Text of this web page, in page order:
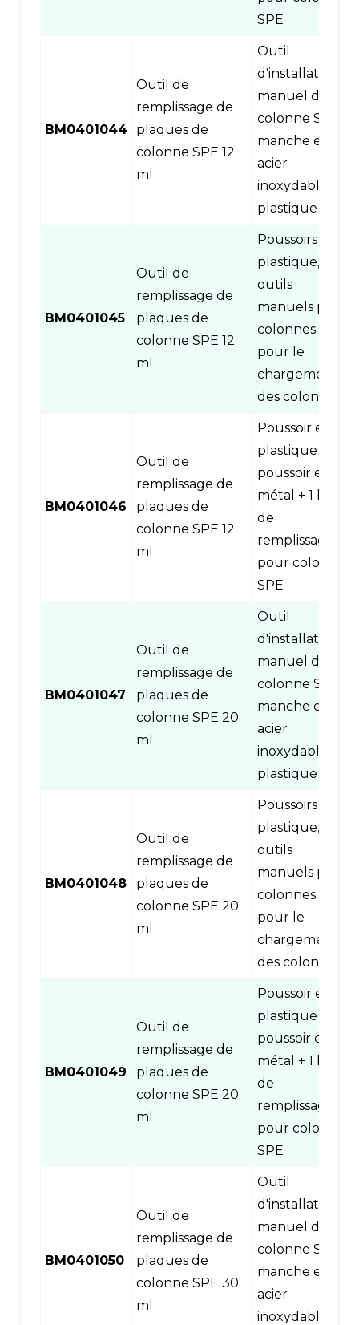
SPE
BM0401044
Outil de
remplissage de
plaques de
colonne SPE 12
ml
Outil
d'installation
manuel de
colonne SPE,
manche en
acier
inoxydable et
plastique
BM0401045
Outil de
remplissage de
plaques de
colonne SPE 12
ml
Poussoirs en
plastique,
outils
manuels pour
colonnes SPE
pour le
chargement
des colonnes
BM0401046
Outil de
remplissage de
plaques de
colonne SPE 12
ml
Poussoir en
plastique +
poussoir en
métal + 1 base
de
remplissage
pour colonne
SPE
BM0401047
Outil de
remplissage de
plaques de
colonne SPE 20
ml
Outil
d'installation
manuel de
colonne SPE,
manche en
acier
inoxydable et
plastique
BM0401048
Outil de
remplissage de
plaques de
colonne SPE 20
ml
Poussoirs en
plastique,
outils
manuels pour
colonnes SPE
pour le
chargement
des colonnes
BM0401049
Outil de
remplissage de
plaques de
colonne SPE 20
ml
Poussoir en
plastique +
poussoir en
métal + 1 base
de
remplissage
pour colonne
SPE
BM0401050
Outil de
remplissage de
plaques de
colonne SPE 30
ml
Outil
d'installation
manuel de
colonne SPE,
manche en
acier
inoxydable et